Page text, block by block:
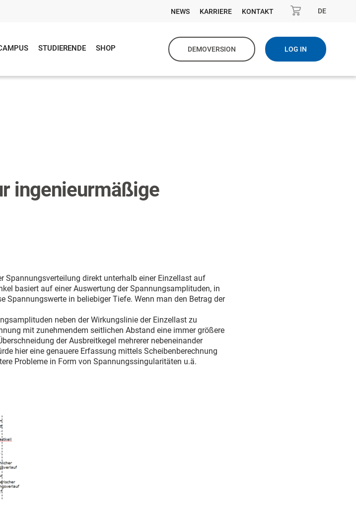
NEWS KARRIERE KONTAKT DE
STUDIERENDE SHOP DEMOVERSION LOG IN
ingenieurmäßige
Spannungsverteilung direkt unterhalb einer Einzellast auf
basiert auf einer Auswertung der Spannungsamplituden, in
Spannungswerte in beliebiger Tiefe. Wenn man den Betrag der
neben der Wirkungslinie der Einzellast zu
mit zunehmendem seitlichen Abstand eine immer größere
der Ausbreitkegel mehrerer nebeneinander
hier eine genauere Erfassung mittels Scheibenberechnung
Probleme in Form von Spannungssingularitäten u.ä.